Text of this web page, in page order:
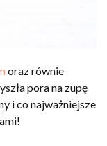
oraz równie
pora na zupę
i co najważniejsze